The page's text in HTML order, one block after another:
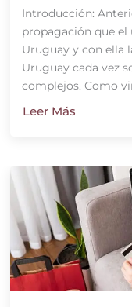
Introducción:
propagación que el
Uruguay y con ella
Uruguay cada vez
complejos. Como
Leer Más